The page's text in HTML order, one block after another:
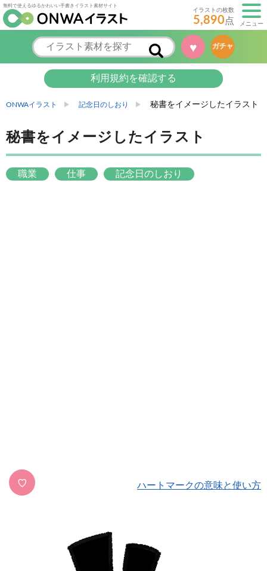
無料で使えるゆるかわいい手書きイラスト素材サイト
イラストの枚数
5,890点 メニュー
♥ ガチャ
利用規約を確認する
ONWAイラスト 記念日のしおり 秘書をイメージしたイラスト
秘書をイメージしたイラスト
職業 仕事 記念日のしおり
♡ ハートマークの意味と使い方